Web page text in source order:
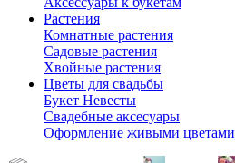
Растения
Комнатные растения
Садовые растения
Хвойные растения
Цветы для свадьбы
Букет Невесты
Свадебные аксесуары
Оформление живыми цветами